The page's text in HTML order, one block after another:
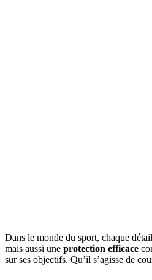
Dans le monde du sport, chaque
mais aussi une protection efficace
sur ses objectifs. Qu’il s’agisse de